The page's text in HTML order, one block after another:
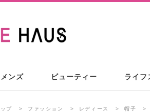
メンズ ビューティー ライフ
プ ファッション レディース 帽子